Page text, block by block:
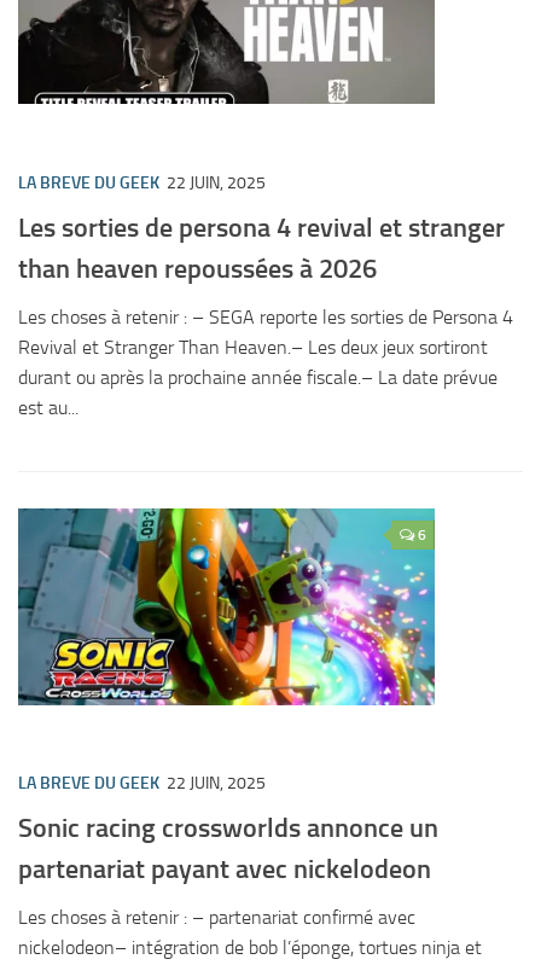
LA BREVE DU GEEK 22 JUIN, 2025
Les sorties de persona 4 revival et stranger
than heaven repoussées à 2026
Les choses à retenir : – SEGA reporte les sorties de Persona 4
Revival et Stranger Than Heaven.– Les deux jeux sortiront
durant ou après la prochaine année fiscale.– La date prévue
est au...
6
LA BREVE DU GEEK 22 JUIN, 2025
Sonic racing crossworlds annonce un
partenariat payant avec nickelodeon
Les choses à retenir : – partenariat confirmé avec
nickelodeon– intégration de bob l’éponge, tortues ninja et